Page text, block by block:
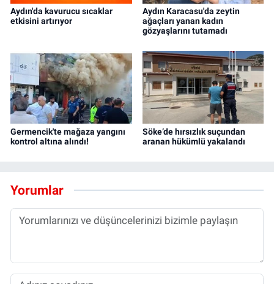
Aydın'da kavurucu sıcaklar
etkisini artırıyor
Aydın Karacasu'da zeytin
ağaçları yanan kadın
gözyaşlarını tutamadı
Germencik'te mağaza yangını
kontrol altına alındı!
Söke’de hırsızlık suçundan
aranan hükümlü yakalandı
Yorumlar